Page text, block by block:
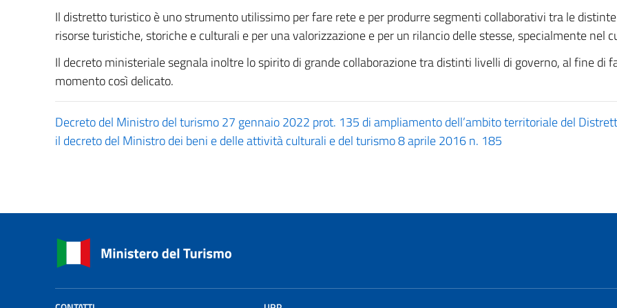
Il distretto turistico è uno strumento utilissimo per fare rete e per produrre segmenti collaborativi tra le
risorse turistiche, storiche e culturali e per una valorizzazione e per un rilancio delle stesse, specialmente nel
Il decreto ministeriale segnala inoltre lo spirito di grande collaborazione tra distinti livelli di governo, al fine di
momento così delicato.
Decreto del Ministro del turismo 27 gennaio 2022 prot. 135 di ampliamento dell’ambito territoriale del
il decreto del Ministro dei beni e delle attività culturali e del turismo 8 aprile 2016 n. 185